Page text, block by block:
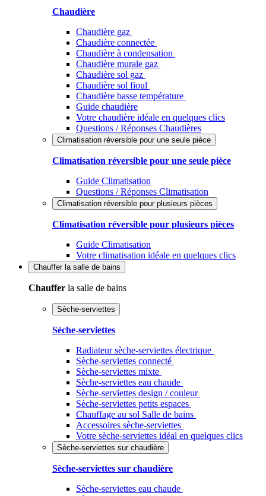
Chaudière
Chaudière gaz
Chaudière connectée
Chaudière à condensation
Chaudière murale gaz
Chaudière sol gaz
Chaudière sol fioul
Chaudière basse température
Guide chaudière
Votre chaudière idéale en quelques clics
Questions / Réponses Chaudières
Climatisation réversible pour une seule pièce
Climatisation réversible pour une seule pièce
Guide Climatisation
Questions / Réponses Climatisation
Climatisation réversible pour plusieurs pièces
Climatisation réversible pour plusieurs pièces
Guide Climatisation
Votre climatisation idéale en quelques clics
Chauffer la salle de bains
Chauffer la salle de bains
Sèche-serviettes
Sèche-serviettes
Radiateur sèche-serviettes électrique
Sèche-serviettes connecté
Sèche-serviettes mixte
Sèche-serviettes eau chaude
Sèche-serviettes design / couleur
Sèche-serviettes petits espaces
Chauffage au sol Salle de bains
Accessoires sèche-serviettes
Votre sèche-serviettes idéal en quelques clics
Sèche-serviettes sur chaudière
Sèche-serviettes sur chaudière
Sèche-serviettes eau chaude